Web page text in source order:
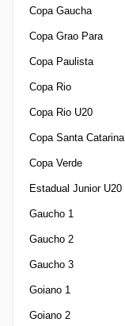
Copa Gaucha
Copa Grao Para
Copa Paulista
Copa Rio
Copa Rio U20
Copa Santa Catarina
Copa Verde
Estadual Junior U20
Gaucho 1
Gaucho 2
Gaucho 3
Goiano 1
Goiano 2